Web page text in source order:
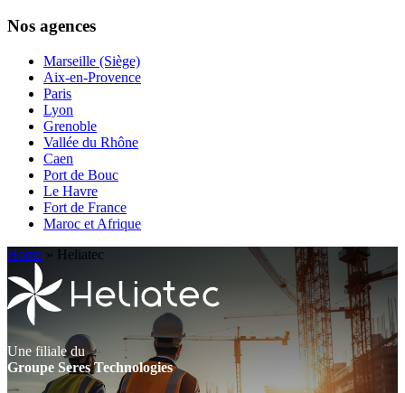
Nos agences
Marseille (Siège)
Aix-en-Provence
Paris
Lyon
Grenoble
Vallée du Rhône
Caen
Port de Bouc
Le Havre
Fort de France
Maroc et Afrique
Home » Heliatec
Une filiale du
Groupe Seres Technologies